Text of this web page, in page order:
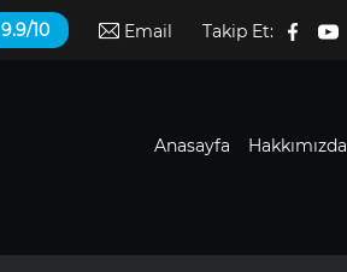
9.9/10 Email Takip Et:
Anasayfa Hakkımızda